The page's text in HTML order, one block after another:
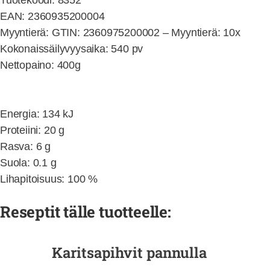
EAN: 2360935200004
Myyntierä: GTIN: 2360975200002 – Myyntierä: 10x
Kokonaissäilyvyysaika: 540 pv
Nettopaino: 400g
Energia: 134 kJ
Proteiini: 20 g
Rasva: 6 g
Suola: 0.1 g
Lihapitoisuus: 100 %
Reseptit tälle tuotteelle:
Ka­rit­sa­pih­vit pan­nul­la